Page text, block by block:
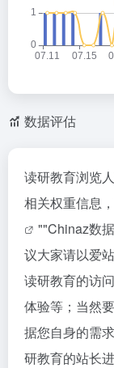
数据评估
读研教育浏览
相关权重信息
""Chinaz数据
议大家请以爱
读研教育的访
体验等；当然
据您自身的需
研教育的站长